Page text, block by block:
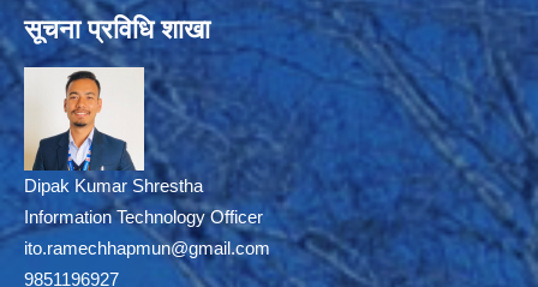
सूचना प्रविधि शाखा
Dipak Kumar Shrestha
Information Technology Officer
ito.ramechhapmun@gmail.com
9851196927